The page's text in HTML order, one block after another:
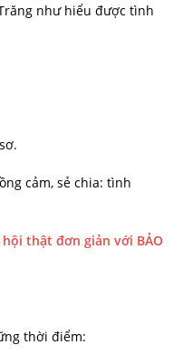
như hiểu được tình
cảm, sẻ chia: tình
thật đơn giản với BẢO
thời điểm: